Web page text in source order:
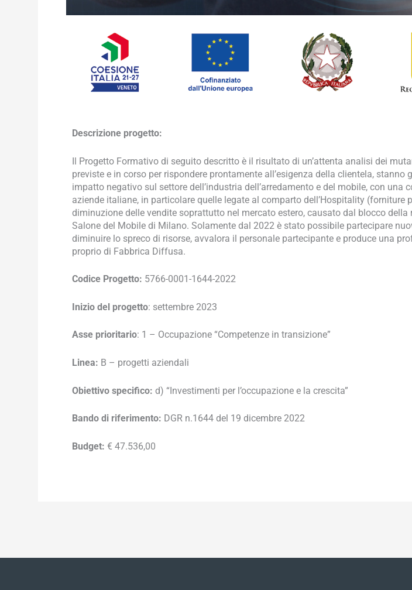
Descrizione progetto:
Il Progetto Formativo di seguito descritto è il risultato di un’attenta analisi dei
previste e in corso per rispondere prontamente all’esigenza della clientela,
impatto negativo sul settore dell’industria dell’arredamento e del mobile, con
aziende italiane, in particolare quelle legate al comparto dell’Hospitality
diminuzione delle vendite soprattutto nel mercato estero, causato dal blocco
Salone del Mobile di Milano. Solamente dal 2022 è stato possibile partecipare
diminuire lo spreco di risorse, avvalora il personale partecipante e produce una
proprio di Fabbrica Diffusa.
Codice Progetto: 5766-0001-1644-2022
Inizio del progetto: settembre 2023
Asse prioritario: 1 – Occupazione “Competenze in transizione”
Linea: B – progetti aziendali
Obiettivo specifico: d) “Investimenti per l’occupazione e la crescita”
Bando di riferimento: DGR n.1644 del 19 dicembre 2022
Budget: € 47.536,00